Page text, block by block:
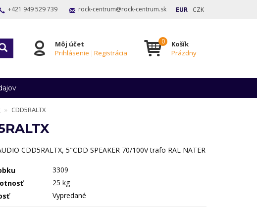
+421 949 529 739 rock-centrum@rock-centrum.sk EUR CZK
Môj účet
Prihlásenie | Registrácia
Košík
Prázdny
CDD5RALTX
CDD5RALTX, 5"CDD SPEAKER 70/100V trafo RAL NATER
3309
25 kg
Vypredané